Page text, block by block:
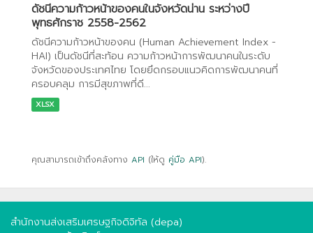
ดัชนีความก้าวหน้าของคนในจังหวัดน่าน ระหว่างปี
พุทธศักราช 2558-2562
ดัชนีความก้าวหน้าของคน (Human Achievement Index -
HAI) เป็นดัชนีที่สะท้อน ความก้าวหน้าการพัฒนาคนในระดับ
จังหวัดของประเทศไทย โดยยึดกรอบแนวคิดการพัฒนาคนที่
ครอบคลุม การมีสุขภาพที่ดี...
XLSX
คุณสามารถเข้าถึงคลังทาง API (ให้ดู คู่มือ API).
สำนักงานส่งเสริมเศรษฐกิจดิจิทัล (depa)